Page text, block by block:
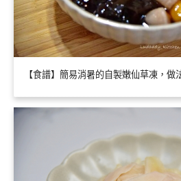
【食譜】簡易消暑的自製嫩仙草凍，做